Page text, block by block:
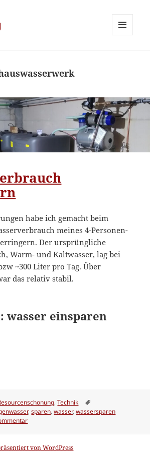
habe ich gemacht beim
meines 4-Personen-
Der ursprüngliche
Warm- und Kaltwasser, lag bei
~300 Liter pro Tag. Über
das relativ stabil.
wasser einsparen
,Technik
,sparen,wasser,wassersparen
zu Wasserverbrauch verringern
von WordPress